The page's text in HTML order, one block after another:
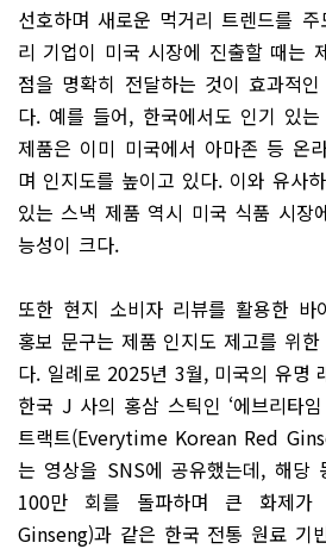
선호하며 새로운 먹거리 트렌드를
리 기업이 미국 시장에 진출할 때는
점을 명확히 전달하는 것이 효과적
다. 예를 들어, 한국에서도 인기 있
제품은 이미 미국에서 아마존 등 온
며 인지도를 높이고 있다. 이와 유사
있는 스낵 제품 역시 미국 식품 시장
능성이 크다.
또한 현지 소비자 리뷰를 활용한 바
홍보 문구는 제품 인지도 제고를 위
다. 일례로 2025년 3월, 미국의 유명
한국 J 사의 홍삼 스틱인 ‘에브리타
트랙트(Everytime Korean Red
는 영상을 SNS에 공유했는데, 해당
100만 회를 돌파하며 큰 화제가
Ginseng)과 같은 한국 전통 원료 기